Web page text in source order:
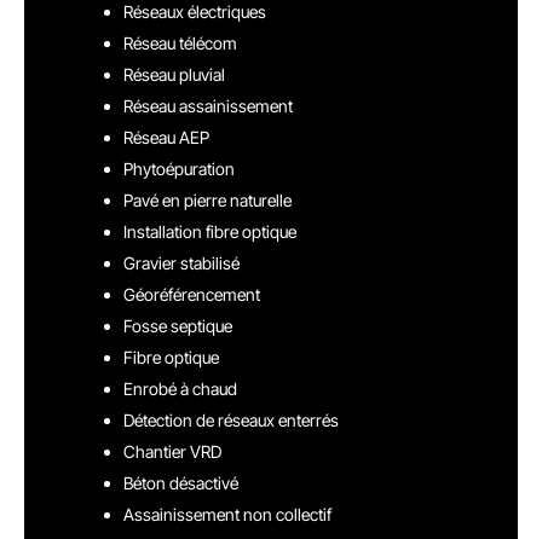
Réseaux électriques
Réseau télécom
Réseau pluvial
Réseau assainissement
Réseau AEP
Phytoépuration
Pavé en pierre naturelle
Installation fibre optique
Gravier stabilisé
Géoréférencement
Fosse septique
Fibre optique
Enrobé à chaud
Détection de réseaux enterrés
Chantier VRD
Béton désactivé
Assainissement non collectif